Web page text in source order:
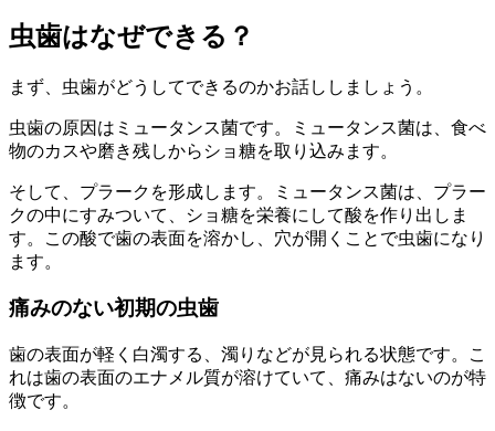
虫歯はなぜできる？
まず、虫歯がどうしてできるのかお話ししましょう。
虫歯の原因はミュータンス菌です。ミュータンス菌は、食べ
物のカスや磨き残しからショ糖を取り込みます。
そして、プラークを形成します。ミュータンス菌は、プラー
クの中にすみついて、ショ糖を栄養にして酸を作り出しま
す。この酸で歯の表面を溶かし、穴が開くことで虫歯になり
ます。
痛みのない初期の虫歯
歯の表面が軽く白濁する、濁りなどが見られる状態です。こ
れは歯の表面のエナメル質が溶けていて、痛みはないのが特
徴です。